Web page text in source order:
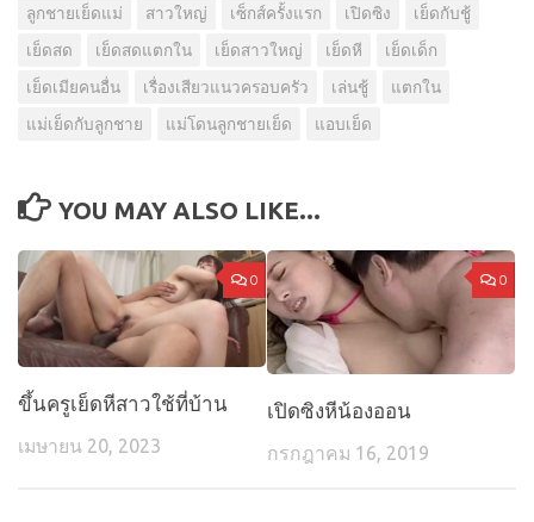
ลูกชายเย็ดแม่
สาวใหญ่ เซ็กส์ครั้งแรก เปิดซิง
เย็ดกับชู้
เย็ดสด
เย็ดสดแตกใน เย็ดสาวใหญ่ เย็ดหี
เย็ดเด็ก
เย็ดเมียคนอื่น
เรื่องเสียวแนวครอบครัว เล่นชู้
แตกใน
แม่เย็ดกับลูกชาย
แม่โดนลูกชายเย็ด แอบเย็ด
YOU MAY ALSO LIKE...
0
ขึ้นครูเย็ดหีสาวใช้ที่บ้าน
เมษายน 20, 2023
0
เปิดซิงหีน้องออน
กรกฎาคม 16, 2019